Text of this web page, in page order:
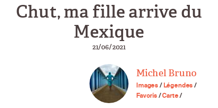
Chut, ma fille arrive du
Mexique
21/06/2021
Michel Bruno
Images/Légendes/
Favoris/Carte/